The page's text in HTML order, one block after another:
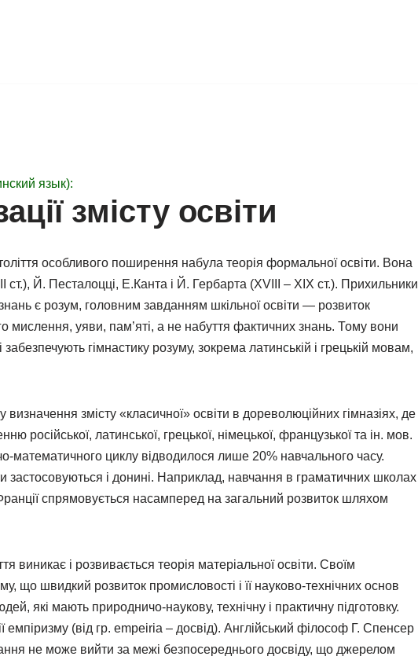
язык):
змісту освіти
особливого поширення набула теорія формальної освіти. Вона
ст.), Й. Песталоцці, Е.Канта і Й. Гербарта (XVIII – XIX ст.). Прихильники
є розум, головним завданням шкільної освіти — розвиток
мислення, уяви, пам’яті, а не набуття фактичних знань. Тому вони
гімнастику розуму, зокрема латинській і грецькій мовам,
змісту «класичної» освіти в дореволюційних гімназіях, де
російської, латинської, грецької, німецької, французької та ін. мов.
математичного циклу відводилося лише 20% навчального часу.
застосовуються і донині. Наприклад, навчання в граматичних школах
Франції спрямовується насамперед на загальний розвиток шляхом
виникає і розвивається теорія матеріальної освіти. Своїм
що швидкий розвиток промисловості і її науково-технічних основ
які мають природничо-наукову, технічну і практичну підготовку.
емпіризму (від гр. empeiria – досвід). Англійський філософ Г. Спенсер
не може вийти за межі безпосереднього досвіду, що джерелом